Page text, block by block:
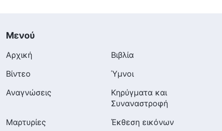
Μενού
Αρχική
Βιβλία
Βίντεο
Ύμνοι
Αναγνώσεις
Κηρύγματα και
Συναναστροφή
Μαρτυρίες
Έκθεση εικόνων